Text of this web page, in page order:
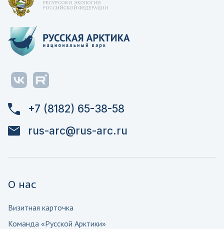
+7 (8182) 65-38-58
rus-arc@rus-arc.ru
О нас
Визитная карточка
Команда «Русской Арктики»